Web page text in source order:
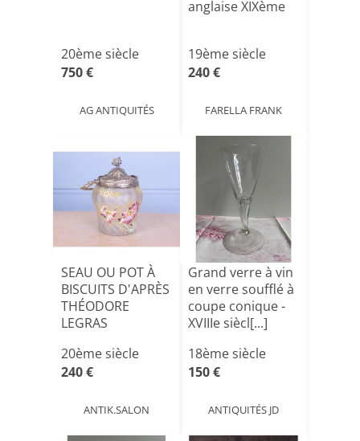
20ème siècle
750 €
AG ANTIQUITÉS
anglaise XIXème
19ème siècle
240 €
FARELLA FRANK
SEAU OU POT À
BISCUITS D'APRÈS
THÉODORE
LEGRAS
20ème siècle
240 €
ANTIK.SALON
Grand verre à vin
en verre soufflé à
coupe conique -
XVIIIe siècl[...]
18ème siècle
150 €
ANTIQUITÉS JD